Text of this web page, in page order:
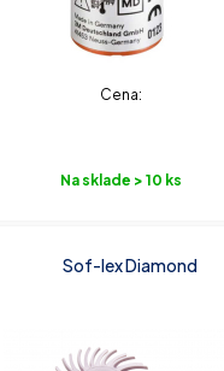
Cena:
Na sklade > 10 ks
Sof-lex Diamond